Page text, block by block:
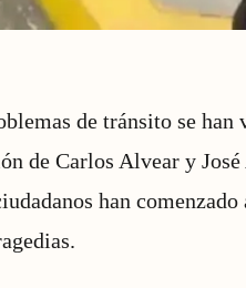
de tránsito se han
de Carlos Alvear y
han comenzado